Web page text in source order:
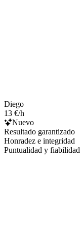
Diego
13 €/h
Nuevo
Resultado garantizado
Honradez e integridad
Puntualidad y fiabilidad